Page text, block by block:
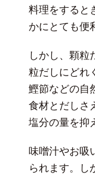
料理をすると
かにとても便
しかし、顆粒
粒だしにどれ
鰹節などの自
食材とだしさ
塩分の量を抑
味噌汁やお吸
られます。し